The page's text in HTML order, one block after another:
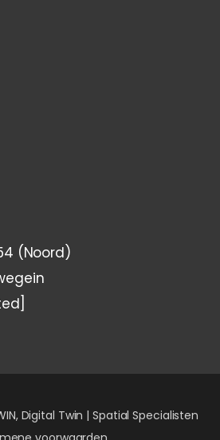
(Noord)
Digital Twin | Spatial Specialisten